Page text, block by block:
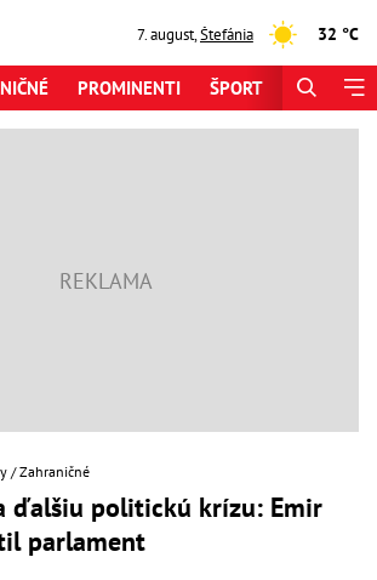
7. august,Štefánia 32 °C
PROMINENTI ŠPORT
Zahraničné
ďalšiu politickú krízu: Emir
parlament